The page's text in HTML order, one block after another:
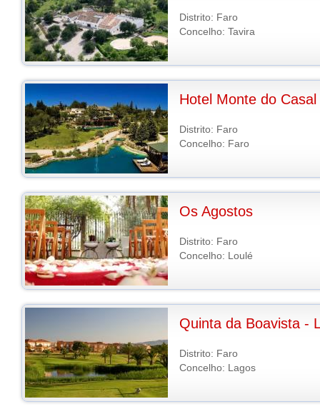
Distrito: Faro
Concelho: Tavira
Hotel Monte do Casal
Distrito: Faro
Concelho: Faro
Os Agostos
Distrito: Faro
Concelho: Loulé
Quinta da Boavista -
Distrito: Faro
Concelho: Lagos